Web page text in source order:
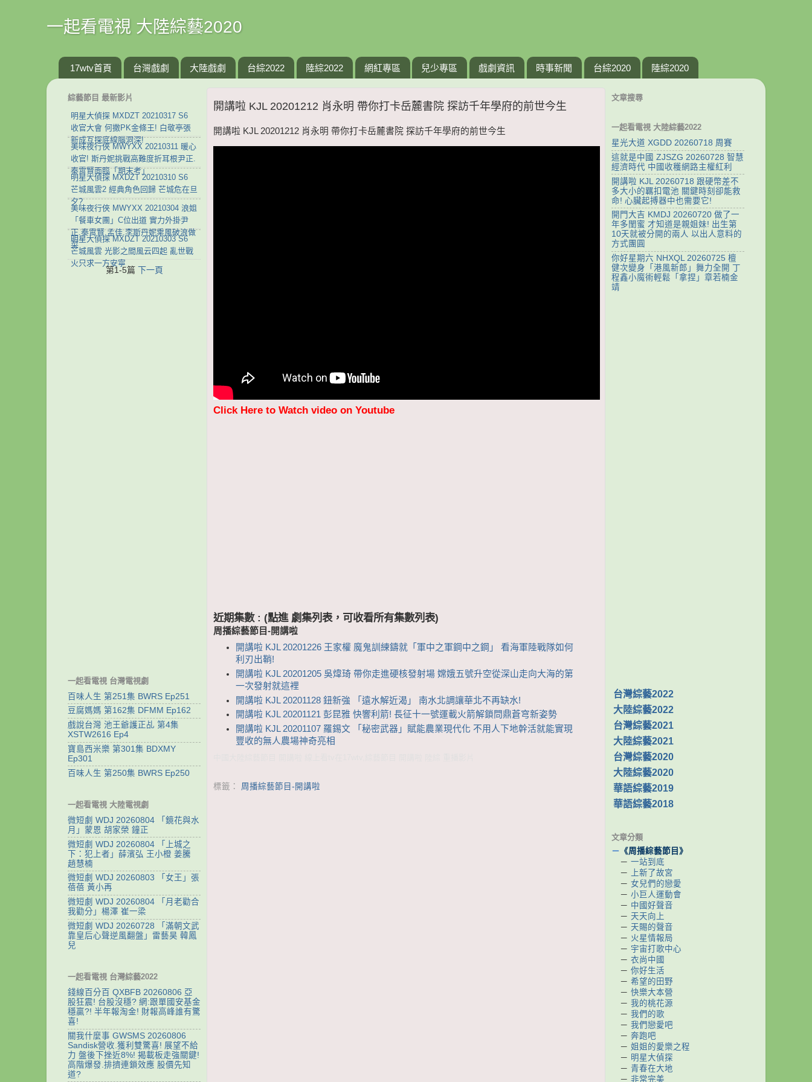
一起看電視 大陸綜藝2020
17wtv首頁 台灣戲劇 大陸戲劇 台綜2022 陸綜2022 網紅專區 兒少專區 戲劇資訊 時事新聞 台綜2020 陸綜2020
開講啦 KJL 20201212 肖永明 帶你打卡岳麓書院 探訪千年學府的前世今生
開講啦 KJL 20201212 肖永明 帶你打卡岳麓書院 探訪千年學府的前世今生
Click Here to Watch video on Youtube
近期集數 : (點進 劇集列表，可收看所有集數列表)
周播綜藝節目-開講啦
開講啦 KJL 20201226 王家權 魔鬼訓練鑄就「軍中之軍鋼中之鋼」 看海軍陸戰隊如何
利刃出鞘!
開講啦 KJL 20201205 吳煒琦 帶你走進硬核發射場 嫦娥五號升空從深山走向大海的第
一次發射就這裡
開講啦 KJL 20201128 鈕新強 「遠水解近渴」 南水北調讓華北不再缺水!
開講啦 KJL 20201121 彭昆雅 快響利箭! 長征十一號運載火箭解鎖問鼎蒼穹新姿勢
開講啦 KJL 20201107 羅錫文 「秘密武器」賦能農業現代化 不用人下地幹活就能實現
豐收的無人農場神奇亮相
標籤： 周播綜藝節目-開講啦
綜藝節目 最新影片
明星大偵探 MXDZT 20210317 S6
收官大會 何撒PK金條王! 白敬亭張
新成互探底線腦洞深!
美味夜行俠 MWYXX 20210311 暖心
收官! 斯丹妮挑戰高難度折耳根尹正.
秦霄賢面臨「期末考」
明星大偵探 MXDZT 20210310 S6
芒城風雲2 經典角色回歸 芒城危在旦
夕?
美味夜行俠 MWYXX 20210304 浪姐
「餐車女團」C位出道 實力外掛尹
正.秦霄賢.孟佳.李斯丹妮乘風破浪做
菜
明星大偵探 MXDZT 20210303 S6
芒城風雲 光影之間風云四起 亂世戰
火只求一方安寧
第1-5篇 下一頁
一起看電視 台灣電視劇
百味人生 第251集 BWRS Ep251
豆腐媽媽 第162集 DFMM Ep162
戲說台灣 池王爺護正乩 第4集
XSTW2616 Ep4
寶島西米樂 第301集 BDXMY
Ep301
百味人生 第250集 BWRS Ep250
一起看電視 大陸電視劇
微短劇 WDJ 20260804 「鏡花與水
月」蒙恩 胡家榮 鐘正
微短劇 WDJ 20260804 「上城之
下：犯上者」薛濱弘 王小橙 姜騰
趙慧楠
微短劇 WDJ 20260803 「女王」張
蓓蓓 黃小再
微短劇 WDJ 20260804 「月老勸合
我勸分」楊澤 崔一梁
微短劇 WDJ 20260728 「滿朝文武
靠皇后心聲逆風翻盤」雷藝昊 韓鳳
兒
一起看電視 台灣綜藝2022
錢線百分百 QXBFB 20260806 亞
股狂震! 台股沒穩? 網:跟單國安基金
穩贏?! 半年報淘金! 財報高峰誰有驚
喜!
關我什麼事 GWSMS 20260806
Sandisk營收.獲利雙驚喜! 展望不給
力 盤後下挫近8%! 揭載板走強關鍵!
高階爆發.排擠連鎖效應 股價先知
道?
文章搜尋
一起看電視 大陸綜藝2022
星光大道 XGDD 20260718 周賽
這就是中國 ZJSZG 20260728 智慧
經濟時代 中國收穫網路主權紅利
開講啦 KJL 20260718 跟硬幣差不
多大小的羈扣電池 關鍵時刻卻能救
命! 心臟起搏器中也需要它!
開門大吉 KMDJ 20260720 做了一
年多閨蜜 才知道是親姐妹! 出生第
10天就被分開的兩人 以出人意料的
方式團圓
你好星期六 NHXQL 20260725 檀
健次變身「港風新郎」舞力全開 丁
程鑫小魔術輕鬆「拿捏」章若楠金
靖
台灣綜藝2022
大陸綜藝2022
台灣綜藝2021
大陸綜藝2021
台灣綜藝2020
大陸綜藝2020
華語綜藝2019
華語綜藝2018
文章分類
－ 《周播綜藝節目》
－ 一站到底
－
上新了故宮
－ 女兒們的戀愛
－ 小巨人運動會
－ 中國好聲音
－ 天天向上
－ 天賜的聲音
－ 火星情報局
－ 宇宙打歌中心
－ 衣尚中國
－ 你好生活
－ 希望的田野
－ 快樂大本營
－ 我的桃花源
－ 我們的歌
－ 我們戀愛吧
－ 奔跑吧
－ 姐姐的愛樂之程
－ 明星大偵探
－ 青春在大地
－ 非常完美